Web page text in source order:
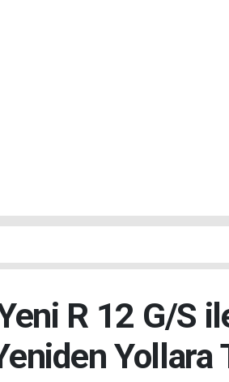
R 12 G/S
Yollara